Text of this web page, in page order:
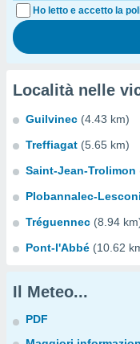
Ho letto e accetto la
Località nelle
Guilvinec (4.43 km)
Treffiagat (5.65 km)
Saint-Jean-Trolimon
Plobannalec-
Tréguennec (8.94
Pont-l'Abbé (10.62
Il Meteo...
PDF